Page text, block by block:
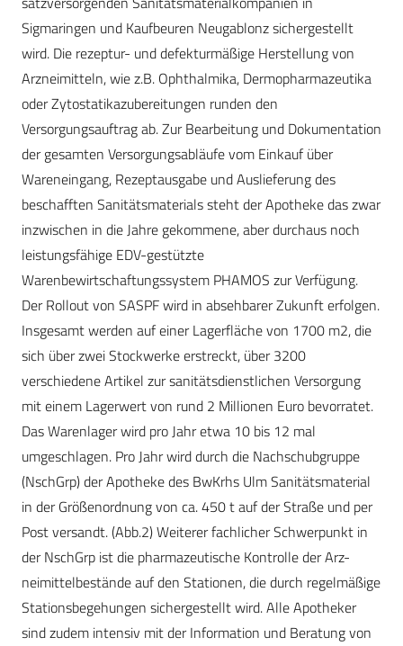
Sigmaringen und Kaufbeuren Neugablonz sichergestellt
wird. Die rezeptur- und defekturmäßige Herstellung von
Arzneimitteln, wie z.B. Ophthalmika, Dermopharmazeutika
oder Zytostatikazubereitungen runden den
Versorgungsauftrag ab. Zur Bearbeitung und Dokumentation
der gesamten Versorgungsabläufe vom Einkauf über
Wareneingang, Rezeptausgabe und Auslieferung des
beschafften Sanitätsmaterials steht der Apotheke das zwar
inzwischen in die Jahre gekommene, aber durchaus noch
leistungsfähige EDV-gestützte
Warenbewirtschaftungssystem PHAMOS zur Verfügung.
Der Rollout von SASPF wird in absehbarer Zukunft erfolgen.
Insgesamt werden auf einer Lagerfläche von 1700 m2, die
sich über zwei Stockwerke erstreckt, über 3200
verschiedene Artikel zur sanitätsdienstlichen Versorgung
mit einem Lagerwert von rund 2 Millionen Euro bevorratet.
Das Warenlager wird pro Jahr etwa 10 bis 12 mal
umgeschlagen. Pro Jahr wird durch die Nachschubgruppe
(NschGrp) der Apotheke des BwKrhs Ulm Sanitätsmaterial
in der Größenordnung von ca. 450 t auf der Straße und per
Post versandt. (Abb.2) Weiterer fachlicher Schwerpunkt in
der NschGrp ist die pharmazeutische Kontrolle der Arz-
neimittelbestände auf den Stationen, die durch regelmäßige
Stationsbegehungen sichergestellt wird. Alle Apotheker
sind zudem intensiv mit der Information und Beratung von